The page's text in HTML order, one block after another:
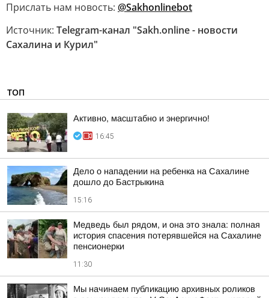
Прислать нам новость: @Sakhonlinebot
Источник: Telegram-канал "Sakh.online - новости
Сахалина и Курил"
ТОП
Активно, масштабно и энергично!
16:45
Дело о нападении на ребенка на Сахалине
дошло до Бастрыкина
15:16
Медведь был рядом, и она это знала: полная
история спасения потерявшейся на Сахалине
пенсионерки
11:30
Мы начинаем публикацию архивных роликов